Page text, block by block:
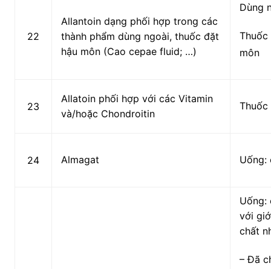
22
Allantoin dạng phối hợp trong các
thành phẩm dùng ngoài, thuốc đặt
hậu môn (Cao cepae fluid; …)
Dùng
Thuốc
môn
23
Allatoin phối hợp với các Vitamin
và/hoặc Chondroitin
24 Almagat Uống:
Uống:
với
chất
– Đã